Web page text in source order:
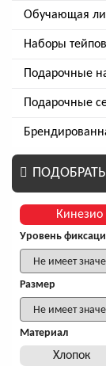
Обучающая
Наборы
Подарочные
Подарочные
Кинезио
Уровень
Размер
Материал
Хлопок